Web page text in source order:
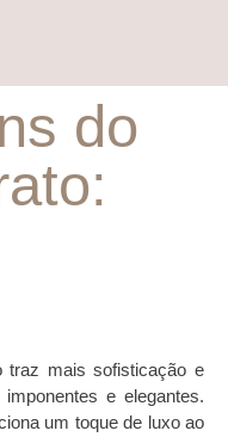
do
traz mais sofisticação e
e elegantes.
um toque de luxo ao